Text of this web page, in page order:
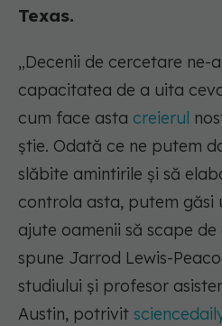
Texas.
„Decenii de cercetare
capacitatea de a uita
cum face asta creierul
știe. Odată ce ne putem
slăbite amintirile și să
controla asta, putem găsi
ajute oamenii să scape
spune Jarrod Lewis-
studiului și profesor
Austin, potrivit